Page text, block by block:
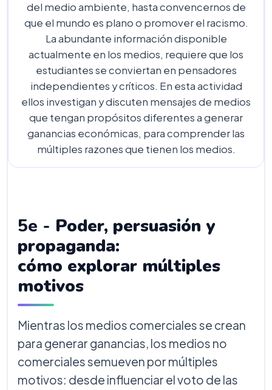
del medio ambiente, hasta convencernos de
que el mundo es plano o promover el racismo.
La abundante información disponible
actualmente en los medios, requiere que los
estudiantes se conviertan en pensadores
independientes y críticos. En esta actividad
ellos investigan y discuten mensajes de medios
que tengan propósitos diferentes a generar
ganancias económicas, para comprender las
múltiples razones que tienen los medios.
5e - Poder, persuasión y
propaganda:
cómo explorar múltiples
motivos
Mientras los medios comerciales se crean
para generar ganancias, los medios no
comerciales semueven por múltiples
motivos: desde influenciar el voto de las